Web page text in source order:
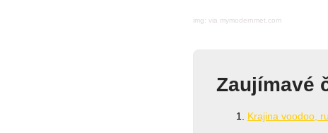
img: via mymodernmet.com
Zaujímavé
Krajina voodoo,